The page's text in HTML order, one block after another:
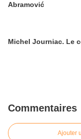
Abramović
Michel Journiac. Le
Commentaires
Ajouter